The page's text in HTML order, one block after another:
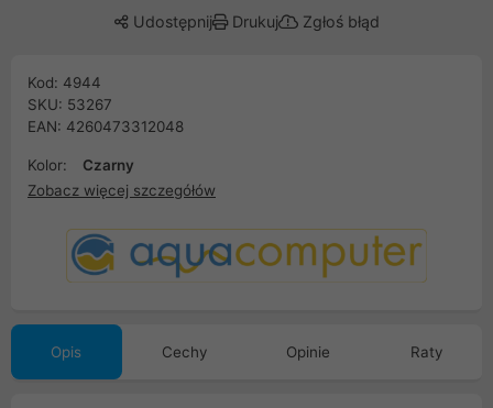
Udostępnij Drukuj Zgłoś błąd
Kod: 4944
SKU: 53267
EAN: 4260473312048
Kolor:
Czarny
Zobacz więcej szczegółów
Opis Cechy Opinie Raty